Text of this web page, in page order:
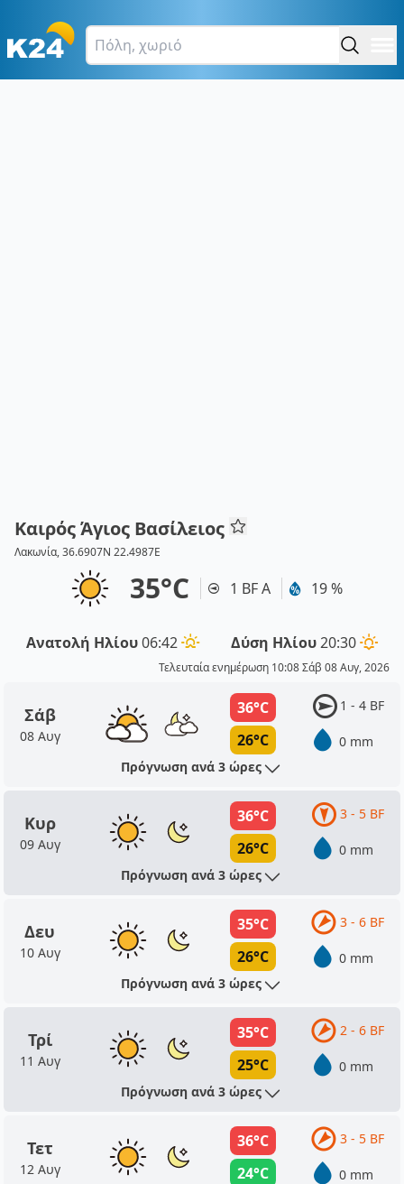
Καιρός Άγιος Βασίλειος
Λακωνία, 36.6907N 22.4987E
35°C 1 BF Α 19 %
Ανατολή Ηλίου06:42 Δύση Ηλίου20:30
Τελευταία ενημέρωση 10:08 Σάβ 08 Αυγ, 2026
Σάβ
08 Αυγ
36°C
26°C
1 - 4 BF
0 mm
Πρόγνωση ανά 3 ώρες
Κυρ
09 Αυγ
36°C
26°C
3 - 5 BF
0 mm
Πρόγνωση ανά 3 ώρες
Δευ
10 Αυγ
35°C
26°C
3 - 6 BF
0 mm
Πρόγνωση ανά 3 ώρες
Τρί
11 Αυγ
35°C
25°C
2 - 6 BF
0 mm
Πρόγνωση ανά 3 ώρες
Τετ
12 Αυγ
36°C
24°C
3 - 5 BF
0 mm